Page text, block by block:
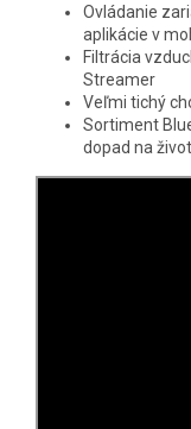
Ovládanie
aplikácie v
Filtrácia
Streamer
Veľmi tichý
Sortiment
dopad na